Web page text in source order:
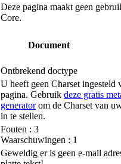
Deze pagina maakt geen
Core.
Document
Ontbrekend doctype
U heeft geen Charset ingesteld
pagina. Gebruik deze gratis
generatorom de Charset van
in te stellen.
Fouten : 3
Waarschuwingen : 1
Geweldig er is geen e-mail